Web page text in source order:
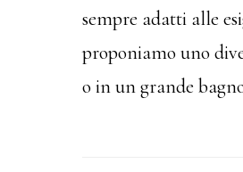
sempre adatti alle
proponiamo uno
o in un grande